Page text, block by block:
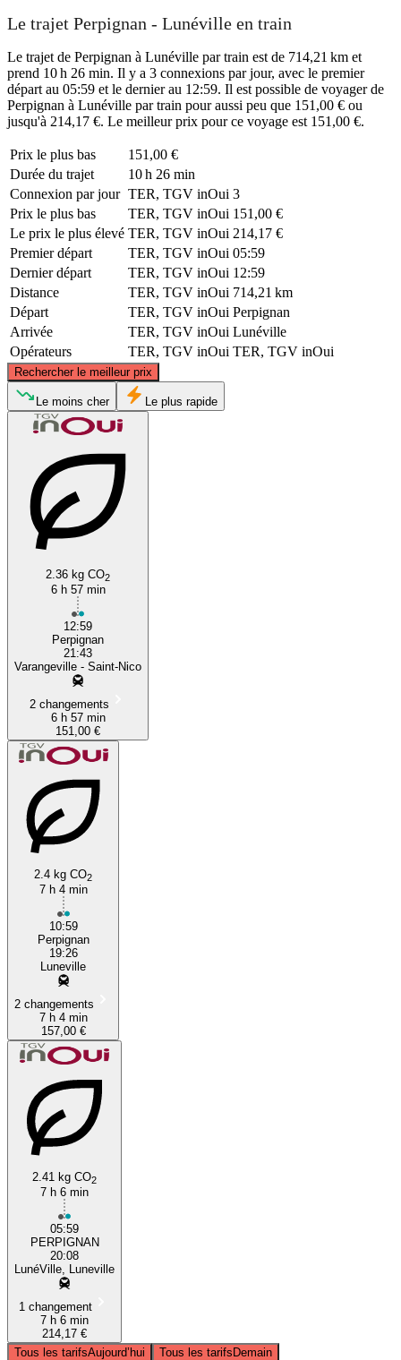
Le trajet Perpignan - Lunéville en train
Le trajet de Perpignan à Lunéville par train est de 714,21 km et
prend 10 h 26 min. Il y a 3 connexions par jour, avec le premier
départ au 05:59 et le dernier au 12:59. Il est possible de voyager de
Perpignan à Lunéville par train pour aussi peu que 151,00 € ou
jusqu'à 214,17 €. Le meilleur prix pour ce voyage est 151,00 €.
Prix ​​le plus bas
151,00 €
Durée du trajet
10 h 26 min
Connexion par jour TER, TGV inOui 3
Prix ​​le plus bas
TER, TGV inOui 151,00 €
Le prix le plus élevé TER, TGV inOui 214,17 €
Premier départ
TER, TGV inOui 05:59
Dernier départ
TER, TGV inOui 12:59
Distance
TER, TGV inOui 714,21 km
Départ
TER, TGV inOui Perpignan
Arrivée
TER, TGV inOui Lunéville
Opérateurs
TER, TGV inOui TER, TGV inOui
Rechercher le meilleur prix
©CARTO, ©OpenStreetMapcontributors
Le moins cher Le plus rapide
2.36 kg CO2
6 h 57 min
12:59
Perpignan
21:43
Varangeville - Saint-Nico
2 changements
6 h 57 min
151,00 €
2.4 kg CO2
7 h 4 min
10:59
Perpignan
19:26
Luneville
2 changements
7 h 4 min
157,00 €
2.41 kg CO2
7 h 6 min
05:59
PERPIGNAN
20:08
LunéVille, Luneville
1 changement
7 h 6 min
214,17 €
Tous les tarifsAujourd’hui Tous les tarifsDemain